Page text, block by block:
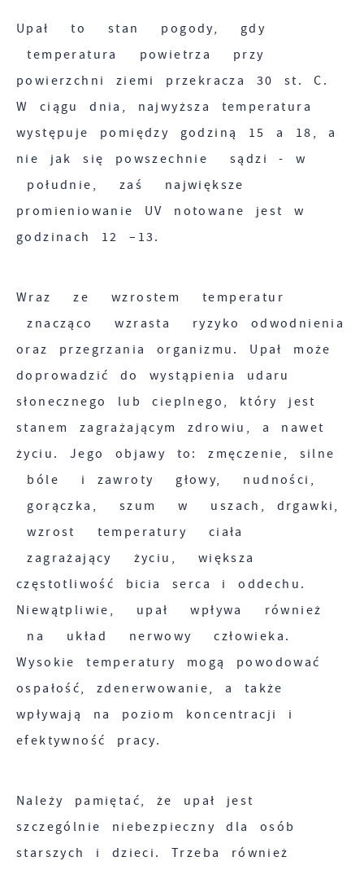
Upał to stan pogody, gdy
temperatura powietrza przy
powierzchni ziemi przekracza 30 st. C.
W ciągu dnia, najwyższa temperatura
występuje pomiędzy godziną 15 a 18, a
nie jak się powszechnie sądzi - w
południe, zaś największe
promieniowanie UV notowane jest w
godzinach 12 –13.
Wraz ze wzrostem temperatur
znacząco wzrasta ryzyko odwodnienia
oraz przegrzania organizmu. Upał może
doprowadzić do wystąpienia udaru
słonecznego lub cieplnego, który jest
stanem zagrażającym zdrowiu, a nawet
życiu. Jego objawy to: zmęczenie, silne
bóle i zawroty głowy, nudności,
gorączka, szum w uszach, drgawki,
wzrost temperatury ciała
zagrażający życiu, większa
częstotliwość bicia serca i oddechu.
Niewątpliwie, upał wpływa również
na układ nerwowy człowieka.
Wysokie temperatury mogą powodować
ospałość, zdenerwowanie, a
także
wpływają na poziom koncentracji i
efektywność pracy.
Należy pamiętać, że upał jest
szczególnie niebezpieczny dla osób
starszych i dzieci. Trzeba również
Pliki cookies odpowiadają na podejmowane
przez Ciebie działania w celu m.in.
dostosowania Twoich ustawień preferencji
prywatności, logowania czy wypełniania
której korzystasz, może działać bez zakłóceń.
Zapoznaj się z
POLITYKĄ PRYWATNOŚCI I
Więcej
Tego typu pliki cookies umożliwiają stronie
określonych funkcjonalności czy
prezentowanych treści.
funkcjonalności naszej strony poprzez
dopasowanie jej do Twoich indywidualnych
preferencji. Wyrażenie zgody na funkcjonalne
i personalizacyjne pliki cookies gwarantuje
dostępność większej ilości funkcji na stronie.
Analityczne
Analityczne pliki cookies pomagają nam
rozwijać się i dostosowywać do Twoich
potrzeb.
Cookies analityczne pozwalają na uzyskanie
internetowej, miejsca oraz częstotliwości, z
jaką odwiedzane są nasze serwisy www. Dane
pozwalają nam na ocenę naszych serwisów
internetowych pod względem ich popularności
wśród użytkowników. Zgromadzone informacje
są przetwarzane w formie zanonimizowanej.
gwarantuje dostępność wszystkich
funkcjonalności.
Więcej
Reklamowe
Dzięki reklamowym plikom cookies
prezentujemy Ci najciekawsze informacje i
aktualności na stronach naszych partnerów.
Promocyjne pliki cookies służą do
podstawie analizy Twoich upodobań oraz
Twoich zwyczajów dotyczących przeglądanej
witryny internetowej. Treści promocyjne mogą
pojawić się na stronach podmiotów trzecich
charakterze pośredników prezentujących nasze
treści w postaci wiadomości, ofert,
komunikatów mediów społecznościowych.
Więcej